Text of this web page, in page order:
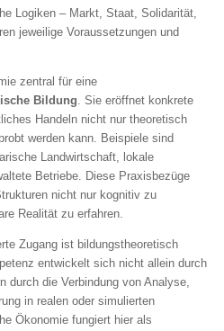
Logiken – Markt, Staat, Solidarität,
jeweilige Voraussetzungen und
zentral für eine
Bildung. Sie eröffnet konkrete
Handeln nicht nur theoretisch
werden kann. Beispiele sind
Landwirtschaft, lokale
Betriebe. Diese Praxisbezüge
nicht nur kognitiv zu
Realität zu erfahren.
Zugang ist bildungstheoretisch
entwickelt sich nicht allein durch
durch die Verbindung von Analyse,
in realen oder simulierten
Ökonomie fungiert hier als